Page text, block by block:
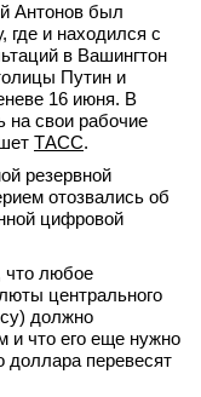
Антонов был
где и находился с
в Вашингтон
Путин и
16 июня. В
на свои рабочие
ТАСС.
резервной
отозвались об
цифровой
что любое
центрального
должно
и что его еще нужно
доллара перевесят